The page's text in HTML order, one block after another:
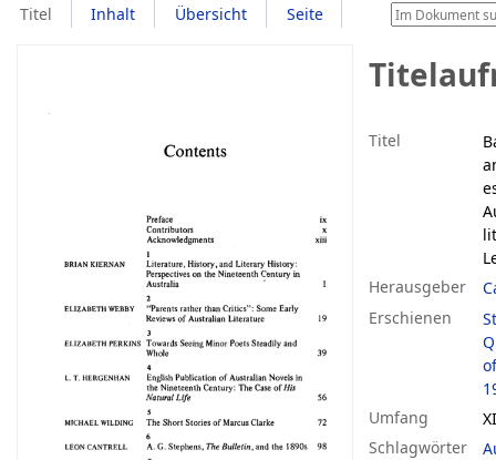
Titel Inhalt Übersicht Seite
Titel
Herausgeber
Erschienen
Umfang
Schlagwörter